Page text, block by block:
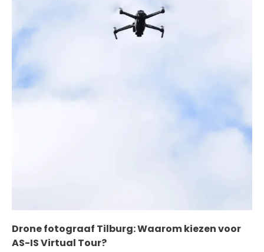
Drone fotograaf Tilburg: Waarom kiezen voor
AS-IS Virtual Tour?